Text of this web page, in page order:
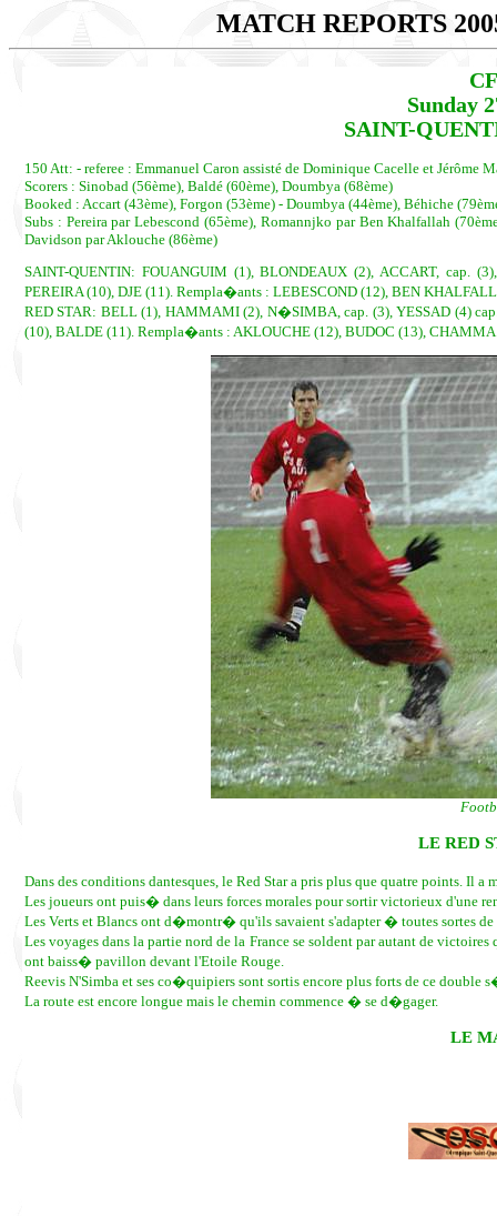
MATCH REPORTS
Sunday
SAINT-
150 Att: - referee : Emmanuel Caron assisté de Dominique Cacelle et Jérôme
Scorers : Sinobad (56ème), Baldé (60ème), Doumbya (68ème)
Booked : Accart (43ème), Forgon (53ème) - Doumbya (44ème), Béhiche
Subs : Pereira par Lebescond (65ème), Romannjko par Ben Khalfallah
Davidson par Aklouche (86ème)
SAINT-QUENTIN: FOUANGUIM (1), BLONDEAUX (2), ACCART, cap.
PEREIRA (10), DJE (11). Rempla�ants : LEBESCOND (12), BEN
RED STAR: BELL (1), HAMMAMI (2), N�SIMBA, cap. (3), YESSAD (4)
(10), BALDE (11). Rempla�ants : AKLOUCHE (12), BUDOC (13),
LE RED
Dans des conditions dantesques, le Red Star a pris plus que quatre points. Il
Les joueurs ont puis� dans leurs forces morales pour sortir victorieux d'une
Les Verts et Blancs ont d�montr� qu'ils savaient s'adapter � toutes sortes de
Les voyages dans la partie nord de la France se soldent par autant de
ont baiss� pavillon devant l'Etoile Rouge.
Reevis N'Simba et ses co�quipiers sont sortis encore plus forts de ce double
La route est encore longue mais le chemin commence � se d�gager.
LE